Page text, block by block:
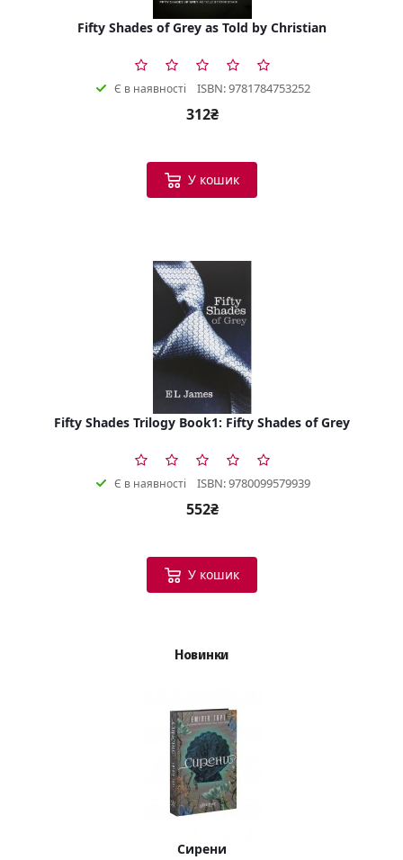
Fifty Shades of Grey as Told by Christian
Є в наявності ISBN: 9781784753252
312₴
У кошик
Fifty Shades Trilogy Book1: Fifty Shades of Grey
Є в наявності ISBN: 9780099579939
552₴
У кошик
Новинки
Сирени